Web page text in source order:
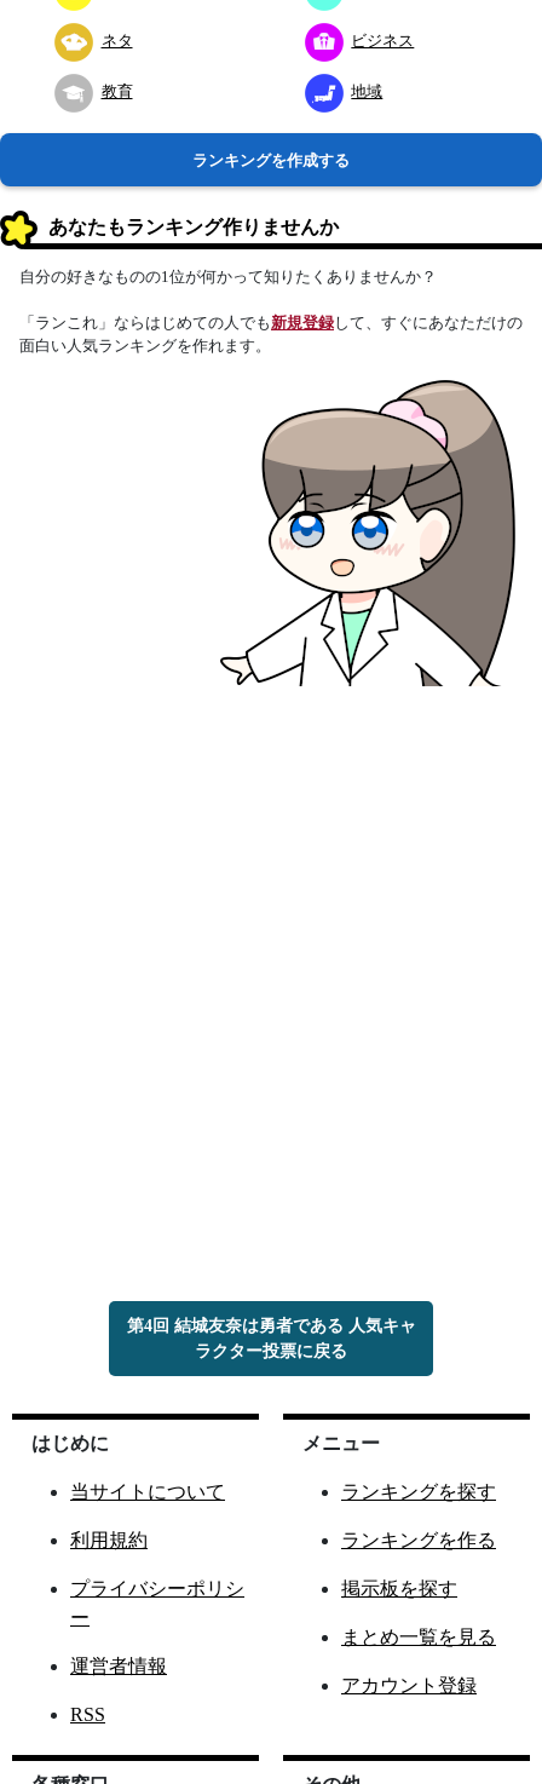
ネタ ビジネス
教育 地域
ランキングを作成する
あなたもランキング作りませんか
自分の好きなものの1位が何かって知りたくありませんか？
「ランこれ」ならはじめての人でも新規登録して、すぐにあなただけの
面白い人気ランキングを作れます。
第4回 結城友奈は勇者である 人気キャ
ラクター投票に戻る
はじめに
当サイトについて
利用規約
プライバシーポリシ
ー
運営者情報
RSS
メニュー
ランキングを探す
ランキングを作る
掲示板を探す
まとめ一覧を見る
アカウント登録